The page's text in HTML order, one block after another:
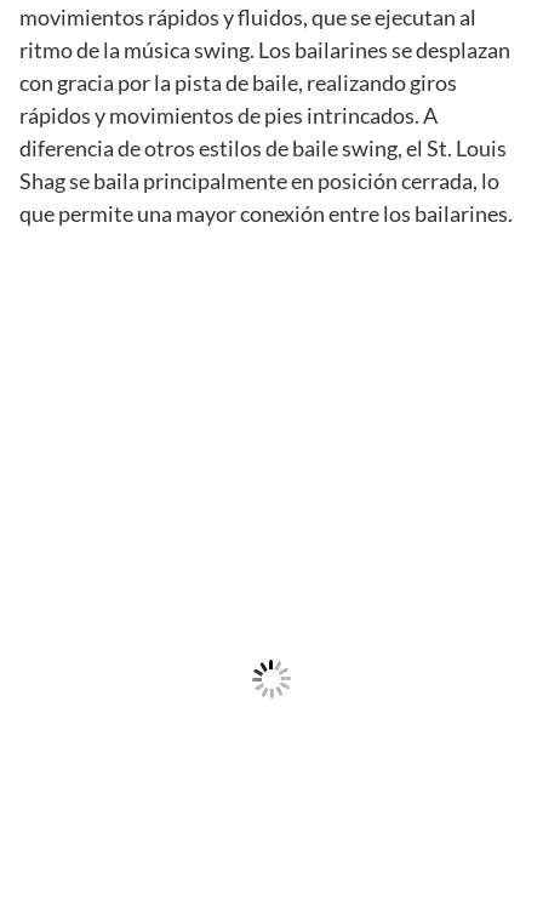
movimientos rápidos y fluidos, que se ejecutan al
ritmo de la música swing. Los bailarines se desplazan
con gracia por la pista de baile, realizando giros
rápidos y movimientos de pies intrincados. A
diferencia de otros estilos de baile swing, el St. Louis
Shag se baila principalmente en posición cerrada, lo
que permite una mayor conexión entre los bailarines.